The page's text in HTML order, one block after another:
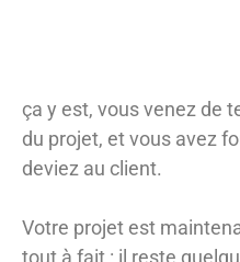
ça y est, vous venez de
du projet, et vous avez
deviez au client.
Votre projet est
tout à fait : il reste